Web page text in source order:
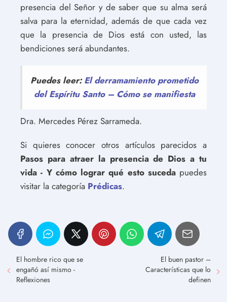
presencia del Señor y de saber que su alma será
salva para la eternidad, además de que cada vez
que la presencia de Dios está con usted, las
bendiciones será abundantes.
Puedes leer:El derramamiento prometido
del Espíritu Santo – Cómo se manifiesta
Dra. Mercedes Pérez Sarrameda.
Si quieres conocer otros artículos parecidos a
Pasos para atraer la presencia de Dios a tu
vida - Y cómo lograr qué esto sucedapuedes
visitar la categoría Prédicas.
El hombre rico que se
engañó así mismo -
Reflexiones
El buen pastor –
Características que lo
definen